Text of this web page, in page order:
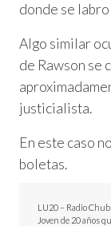
donde se
Algo similar
de Rawson se
justicialista.
En este caso
boletas.
LU20 – Radio
Joven de 20 años